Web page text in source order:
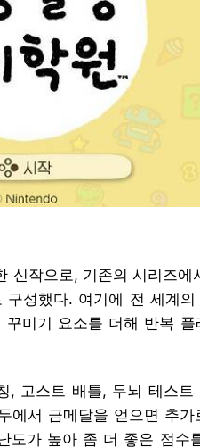
신작으로, 기존의 시리즈에
성했다. 여기에 전 세계의
미기 요소를 더해 반복 플
, 고스트 배틀, 두뇌 테스
에서 금메달을 얻으면 추가
도가 높아 좀 더 좋은 점수